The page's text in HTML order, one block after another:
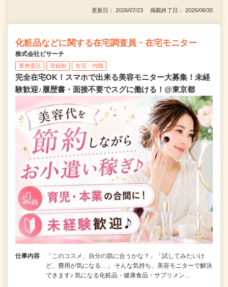
更新日： 2026/07/23 掲載終了日： 2026/08/30
化粧品などに関する在宅調査員・在宅モニター
株式会社ビサーチ
業務委託 登録制 在宅・内職
完全在宅OK！スマホで出来る美容モニター大募集！未経
験歓迎♪履歴書・面接不要でスグに働ける！@東京都
仕事内容
「このコスメ、自分の肌に合うかな？」「試してみたいけ
ど、費用が気になる…」 そんな気持ち、美容モニターで解決
できます♪ 気になる化粧品・健康食品・サプリメン…